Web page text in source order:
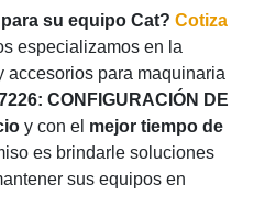
su equipo Cat? Cotiza
especializamos en la
accesorios para maquinaria
CONFIGURACIÓN DE
y con el mejor tiempo de
es brindarle soluciones
sus equipos en